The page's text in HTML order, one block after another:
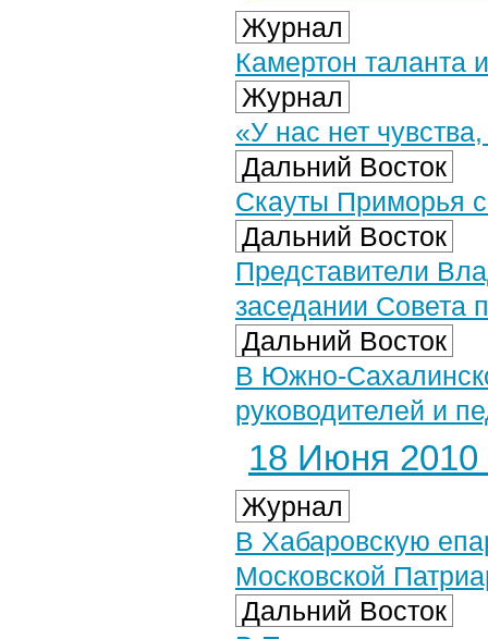
Журнал
Камертон таланта
Журнал
«У нас нет
Дальний Восток
Скауты Приморья
Дальний Восток
Представители
заседании Совета
Дальний Восток
В Южно-
руководителей и
18 Июня 2010
Журнал
В Хабаровскую
Московской
Дальний Восток